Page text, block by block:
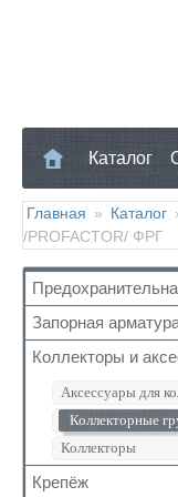
Каталог
Главная » Каталог
/PROFACTOR/ ФРГ
Воздухоотводчик
Клапан
Обратный клапан
Поплавковый
Регулятор
Кран Маевского
Запорная
Кран шаровый
Кран с американкой
Краны прочие
Краны для
Для радиаторов
Коллекторы и
Аксессуары для
Коллекторные
Коллекторы
Крепёж